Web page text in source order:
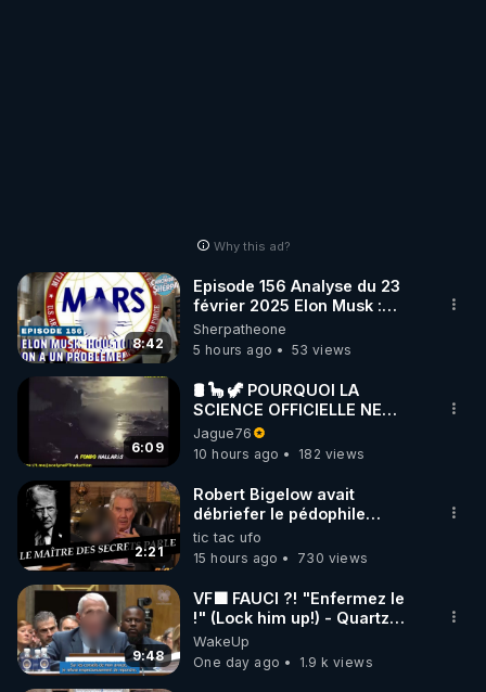
Why this ad?
8:42
Episode 156 Analyse du 23
février 2025 Elon Musk :
Houston , on a un problème !
Sherpatheone
5 hours ago
53 views
6:09
🛢 🦕 🦖 POURQUOI LA
SCIENCE OFFICIELLE NE
CONNAÎT-ELLE PAS LA VRAIE
ORIGINE DU PÉTROLE ?
Jague76
10 hours ago
182 views
2:21
Robert Bigelow avait
débriefer le pédophile
génocidaire de donald j
trump
tic tac ufo
15 hours ago
730 views
9:48
VF🟩 FAUCI ?! "Enfermez le
!" (Lock him up!) - Quartz
Traduction
WakeUp
One day ago
1.9 k views